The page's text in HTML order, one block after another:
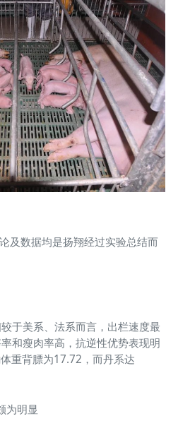
及数据均是扬翔经过实验总结而
于美系、法系而言，出栏速度最
和瘦肉率高，抗逆性优势表现明
重背膘为17.72，而丹系达
为明显